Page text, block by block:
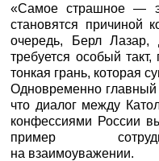
«Самое страшное —
становятся причиной
очередь, Берл Лазар,
требуется особый
тонкая грань, которая
Одновременно
что диалог между
конфессиями России
пример
на взаимоуважении.